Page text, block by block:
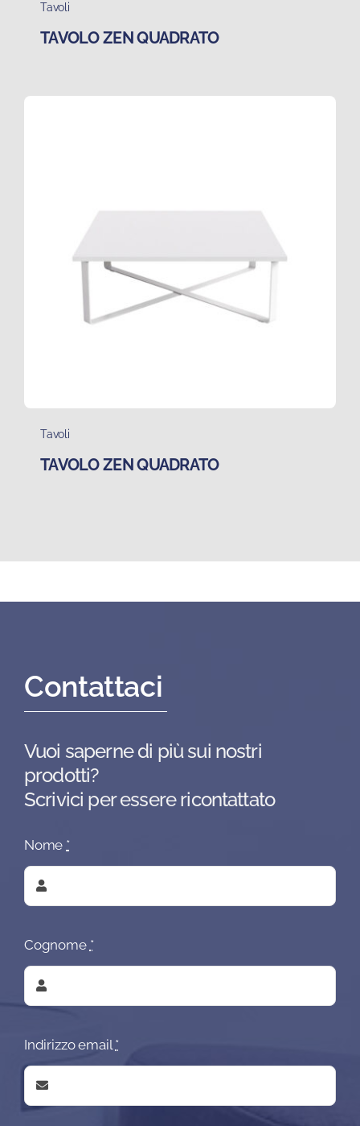
Tavoli
TAVOLO ZEN QUADRATO
Tavoli
TAVOLO ZEN QUADRATO
Contattaci
Vuoi saperne di più sui nostri
prodotti?
Scrivici per essere ricontattato
Nome *
Cognome *
Indirizzo email*